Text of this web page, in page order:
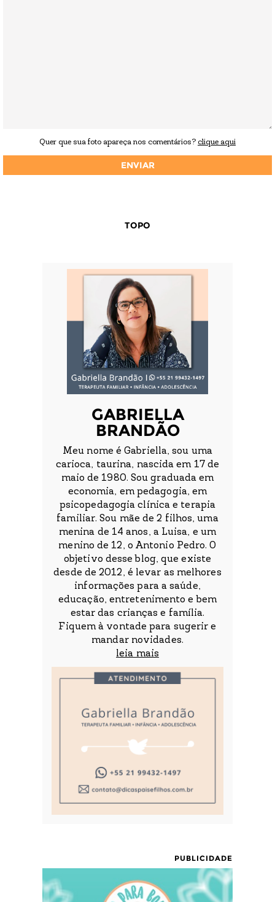
Quer que sua foto apareça nos comentários? clique aqui
TOPO
GABRIELLA
BRANDÃO
Meu nome é Gabriella, sou uma
carioca, taurina, nascida em 17 de
maio de 1980. Sou graduada em
economia, em pedagogia, em
psicopedagogia clínica e terapia
familiar. Sou mãe de 2 filhos, uma
menina de 14 anos, a Luisa, e um
menino de 12, o Antonio Pedro. O
objetivo desse blog, que existe
desde de 2012, é levar as melhores
informações para a saúde,
educação, entretenimento e bem
estar das crianças e família.
Fiquem à vontade para sugerir e
mandar novidades.
leia mais
PUBLICIDADE